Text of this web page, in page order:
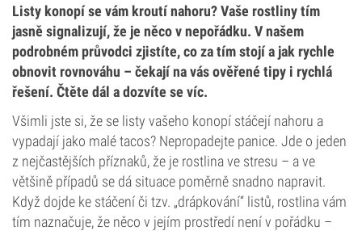
Listy konopí se vám kroutí nahoru? Vaše rostliny tím
jasně signalizují, že je něco v nepořádku. V našem
podrobném průvodci zjistíte, co za tím stojí a jak rychle
obnovit rovnováhu – čekají na vás ověřené tipy i rychlá
řešení. Čtěte dál a dozvíte se víc.
Všimli jste si, že se listy vašeho konopí stáčejí nahoru a
vypadají jako malé tacos? Nepropadejte panice. Jde o jeden
z nejčastějších příznaků, že je rostlina ve stresu – a ve
většině případů se dá situace poměrně snadno napravit.
Když dojde ke stáčení či tzv. „drápkování“ listů, rostlina vám
tím naznačuje, že něco v jejím prostředí není v pořádku –